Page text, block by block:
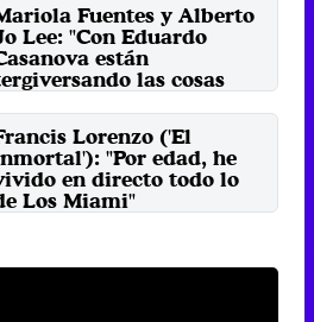
Fuentes y Alberto
Lee: "Con Eduardo
están
las cosas
fomentar más odio"
de marzo 2023Lorenzo ('El
"Por edad, he
en directo todo lo
Los Miami"